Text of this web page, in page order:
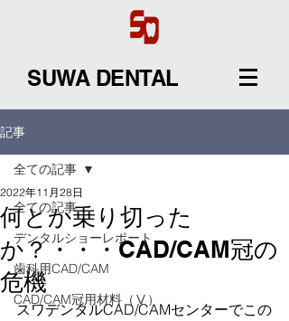
SUWA DENTAL
記事
全ての記事
デンタルショーレポート
歯科用CAD/CAM
CAD/CAM冠用材料（Ⅴ）
全ての記事
何とか乗り切った
か？・・・CAD/CAM冠の
危機
2022年11月28日
スワデンタルCAD/CAMセンターでこの